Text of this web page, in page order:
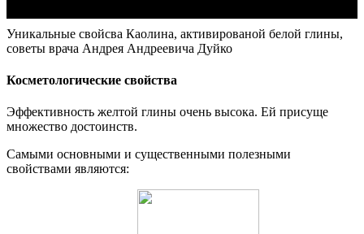
Уникальные свойсва Каолина, активированой белой глины,
советы врача Андрея Андреевича Дуйко
Косметологические свойства
Эффективность желтой глины очень высока. Ей присуще
множество достоинств.
Самыми основными и существенными полезными
свойствами являются: